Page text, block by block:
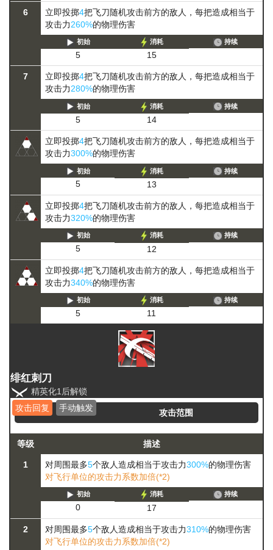
6 立即投掷4把飞刀随机攻击前方的敌人，每把造成相当于
攻击力260%的物理伤害
初始
5
消耗
15
持续
7 立即投掷4把飞刀随机攻击前方的敌人，每把造成相当于
攻击力280%的物理伤害
初始
5
消耗
14
持续
立即投掷4把飞刀随机攻击前方的敌人，每把造成相当于
攻击力300%的物理伤害
初始
5
消耗
13
持续
立即投掷4把飞刀随机攻击前方的敌人，每把造成相当于
攻击力320%的物理伤害
初始
5
消耗
12
持续
立即投掷4把飞刀随机攻击前方的敌人，每把造成相当于
攻击力340%的物理伤害
初始
5
消耗
11
持续
绯红刺刀
精英化1后解锁
攻击回复
手动触发 攻击范围
等级 描述
1 对周围最多5个敌人造成相当于攻击力300%的物理伤害
对飞行单位的攻击力系数加倍(*2)
初始
0
消耗
17
持续
2 对周围最多5个敌人造成相当于攻击力310%的物理伤害
对飞行单位的攻击力系数加倍(*2)